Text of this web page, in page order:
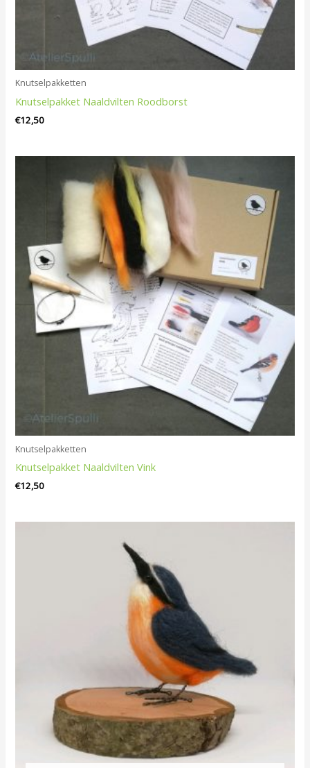
Knutselpakketten
Knutselpakket Naaldvilten Roodborst
€12,50
Knutselpakketten
Knutselpakket Naaldvilten Vink
€12,50